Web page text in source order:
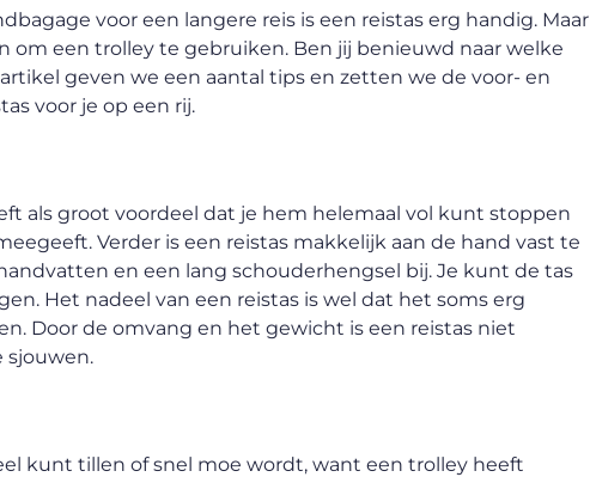
voor een langere reis is een reistas erg handig. Maar
om een trolley te gebruiken. Ben jij benieuwd naar welke
geven we een aantal tips en zetten we de voor- en
voor je op een rij.
als groot voordeel dat je hem helemaal vol kunt stoppen
Verder is een reistas makkelijk aan de hand vast te
en een lang schouderhengsel bij. Je kunt de tas
Het nadeel van een reistas is wel dat het soms erg
Door de omvang en het gewicht is een reistas niet
sjouwen.
kunt tillen of snel moe wordt, want een trolley heeft